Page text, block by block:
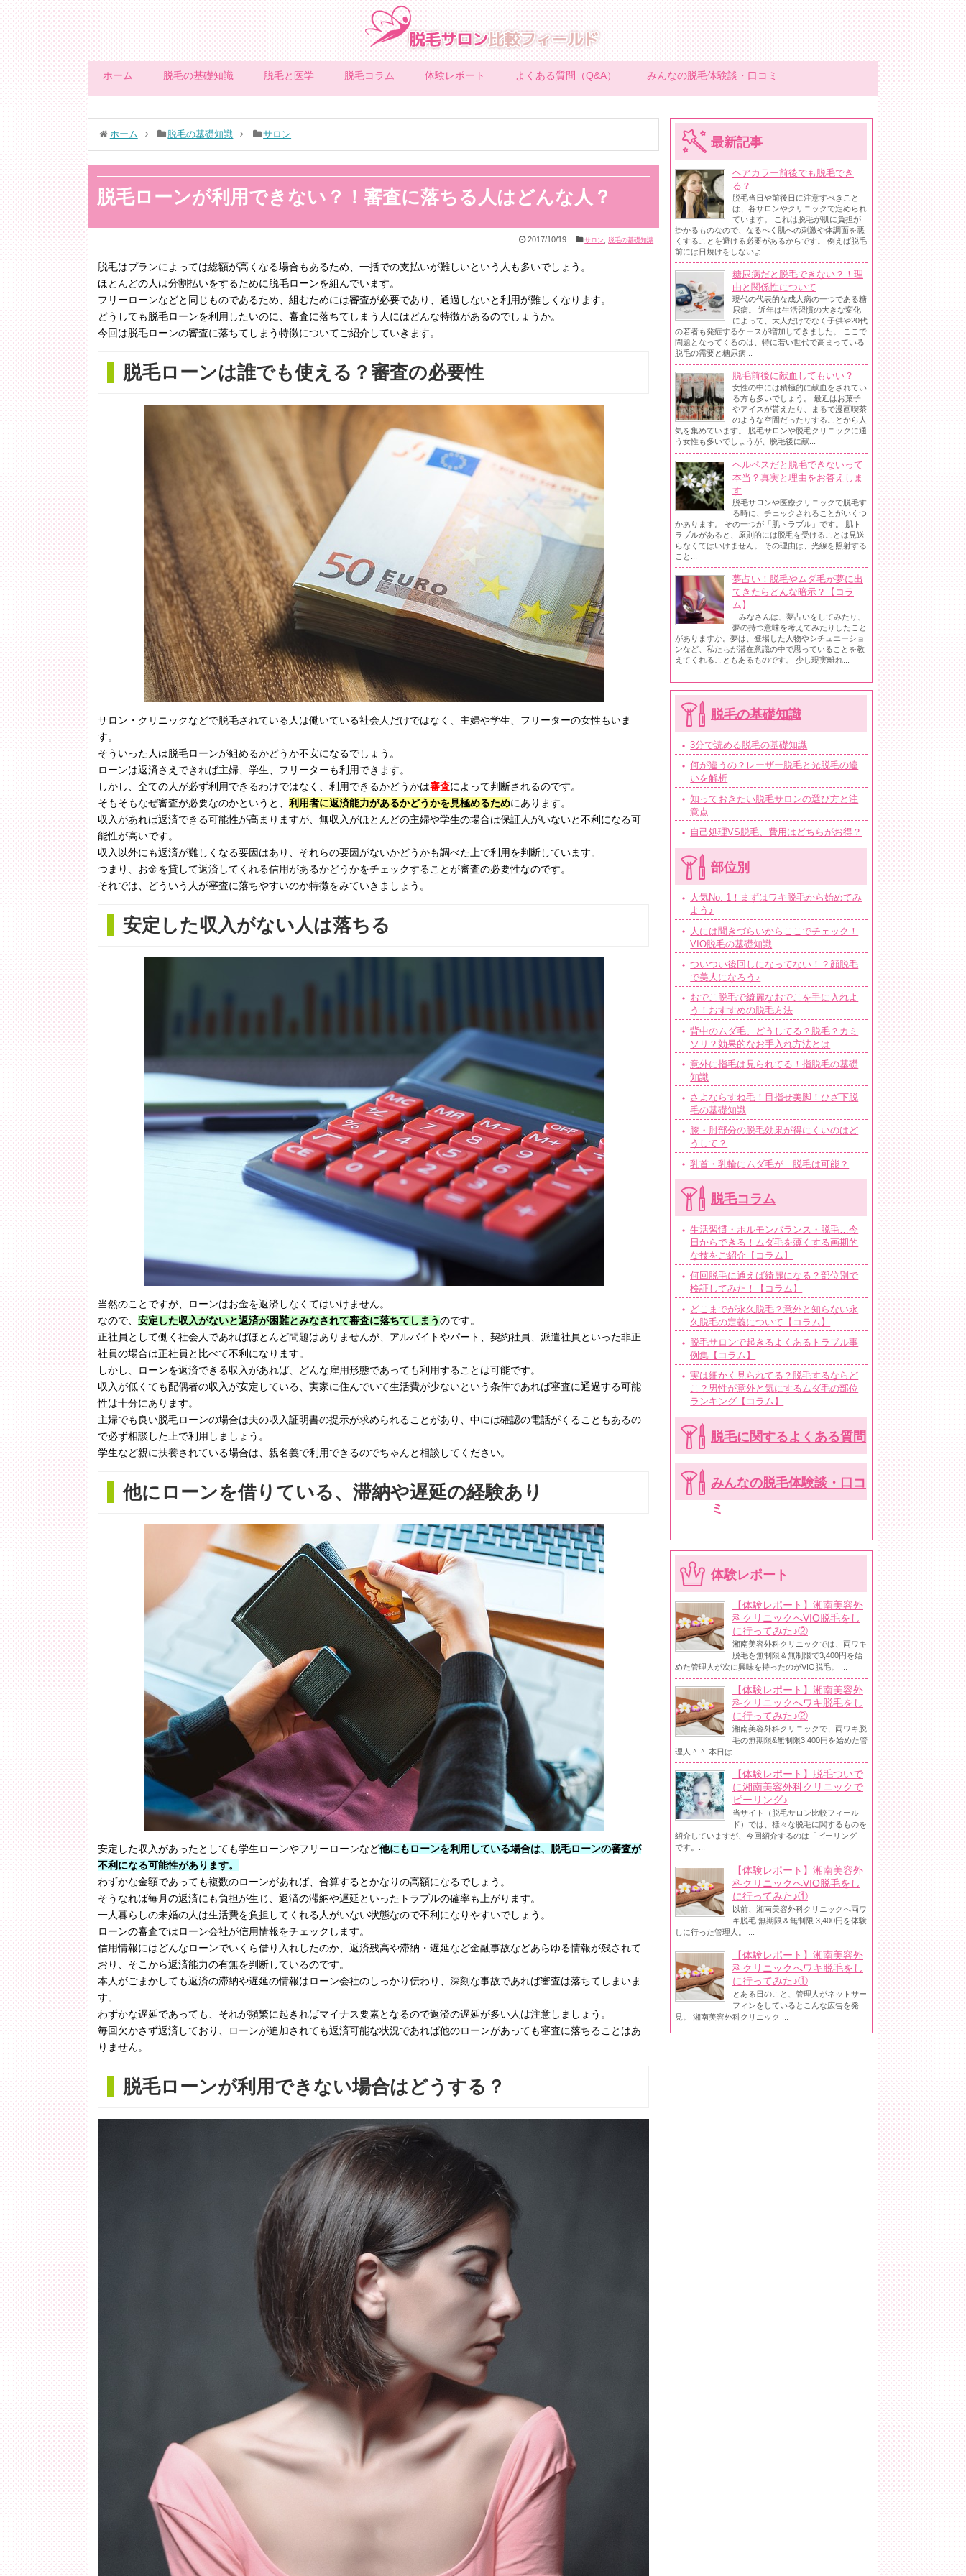
ホーム 脱毛の基礎知識 脱毛と医学 脱毛コラム 体験レポート よくある質問（Q&A） みんなの脱毛体験談・口コミ
ホーム 脱毛の基礎知識 サロン
脱毛ローンが利用できない？！審査に落ちる人はどんな人？
2017/10/19 サロン 脱毛の基礎知識
脱毛はプランによっては総額が高くなる場合もあるため、一括での支払いが難しいという人も多いでしょう。
ほとんどの人は分割払いをするために脱毛ローンを組んでいます。
フリーローンなどと同じものであるため、組むためには審査が必要であり、通過しないと利用が難しくなります。
どうしても脱毛ローンを利用したいのに、審査に落ちてしまう人にはどんな特徴があるのでしょうか。
今回は脱毛ローンの審査に落ちてしまう特徴についてご紹介していきます。
脱毛ローンは誰でも使える？審査の必要性
サロン・クリニックなどで脱毛されている人は働いている社会人だけではなく、主婦や学生、フリーターの女性もいま
す。
そういった人は脱毛ローンが組めるかどうか不安になるでしょう。
ローンは返済さえできれば主婦、学生、フリーターも利用できます。
しかし、全ての人が必ず利用できるわけではなく、利用できるかどうかは審査によって判断されるのです。
そもそもなぜ審査が必要なのかというと、 利用者に返済能力があるかどうかを見極めるためにあります。
収入があれば返済できる可能性が高まりますが、無収入がほとんどの主婦や学生の場合は保証人がいないと不利になる可
能性が高いです。
収入以外にも返済が難しくなる要因はあり、それらの要因がないかどうかも調べた上で利用を判断しています。
つまり、お金を貸して返済してくれる信用があるかどうかをチェックすることが審査の必要性なのです。
それでは、どういう人が審査に落ちやすいのか特徴をみていきましょう。
安定した収入がない人は落ちる
当然のことですが、ローンはお金を返済しなくてはいけません。
なので、 安定した収入がないと返済が困難とみなされて審査に落ちてしまうのです。
正社員として働く社会人であればほとんど問題はありませんが、アルバイトやパート、契約社員、派遣社員といった非正
社員の場合は正社員と比べて不利になります。
しかし、ローンを返済できる収入があれば、どんな雇用形態であっても利用することは可能です。
収入が低くても配偶者の収入が安定している、実家に住んでいて生活費が少ないという条件であれば審査に通過する可能
性は十分にあります。
主婦でも良い脱毛ローンの場合は夫の収入証明書の提示が求められることがあり、中には確認の電話がくることもあるの
で必ず相談した上で利用しましょう。
学生など親に扶養されている場合は、親名義で利用できるのでちゃんと相談してください。
他にローンを借りている、滞納や遅延の経験あり
安定した収入があったとしても学生ローンやフリーローンなど他にもローンを利用している場合は、脱毛ローンの審査が
不利になる可能性があります。
わずかな金額であっても複数のローンがあれば、合算するとかなりの高額になるでしょう。
そうなれば毎月の返済にも負担が生じ、返済の滞納や遅延といったトラブルの確率も上がります。
一人暮らしの未婚の人は生活費を負担してくれる人がいない状態なので不利になりやすいでしょう。
ローンの審査ではローン会社が信用情報をチェックします。
信用情報にはどんなローンでいくら借り入れしたのか、返済残高や滞納・遅延など金融事故などあらゆる情報が残されて
おり、そこから返済能力の有無を判断しているのです。
本人がごまかしても返済の滞納や遅延の情報はローン会社のしっかり伝わり、深刻な事故であれば審査は落ちてしまいま
す。
わずかな遅延であっても、それが頻繁に起きればマイナス要素となるので返済の遅延が多い人は注意しましょう。
毎回欠かさず返済しており、ローンが追加されても返済可能な状況であれば他のローンがあっても審査に落ちることはあ
りません。
脱毛ローンが利用できない場合はどうする？
最新記事
ヘアカラー前後でも脱毛でき
る？
脱毛当日や前後日に注意すべきこと
は、各サロンやクリニックで定められ
ています。 これは脱毛が肌に負担が
掛かるものなので、なるべく肌への刺激や体調面を悪
くすることを避ける必要があるからです。 例えば脱毛
前には日焼けをしないよ...
糖尿病だと脱毛できない？！理
由と関係性について
現代の代表的な成人病の一つである糖
尿病。 近年は生活習慣の大きな変化
によって、大人だけでなく子供や20代
の若者も発症するケースが増加してきました。 ここで
問題となってくるのは、特に若い世代で高まっている
脱毛の需要と糖尿病...
脱毛前後に献血してもいい？
女性の中には積極的に献血をされてい
る方も多いでしょう。 最近はお菓子
やアイスが貰えたり、まるで漫画喫茶
のような空間だったりすることから人
気を集めています。 脱毛サロンや脱毛クリニックに通
う女性も多いでしょうが、脱毛後に献...
ヘルペスだと脱毛できないって
本当？真実と理由をお答えしま
す
脱毛サロンや医療クリニックで脱毛す
る時に、チェックされることがいくつ
かあります。 その一つが「肌トラブル」です。 肌ト
ラブルがあると、原則的には脱毛を受けることは見送
らなくてはいけません。 その理由は、光線を照射する
こと...
夢占い！脱毛やムダ毛が夢に出
てきたらどんな暗示？【コラ
ム】
みなさんは、夢占いをしてみたり、
夢の持つ意味を考えてみたりしたこと
がありますか。夢は、登場した人物やシチュエーショ
ンなど、私たちが潜在意識の中で思っていることを教
えてくれることもあるものです。 少し現実離れ...
脱毛の基礎知識
3分で読める脱毛の基礎知識
何が違うの？レーザー脱毛と光脱毛の違
いを解析
知っておきたい脱毛サロンの選び方と注
意点
自己処理VS脱毛、費用はどちらがお得？
部位別
人気No. 1！まずはワキ脱毛から始めてみ
よう♪
人には聞きづらいからここでチェック！
VIO脱毛の基礎知識
ついつい後回しになってない！？顔脱毛
で美人になろう♪
おでこ脱毛で綺麗なおでこを手に入れよ
う！おすすめの脱毛方法
背中のムダ毛、どうしてる？脱毛？カミ
ソリ？効果的なお手入れ方法とは
意外に指毛は見られてる！指脱毛の基礎
知識
さよならすね毛！目指せ美脚！ひざ下脱
毛の基礎知識
膝・肘部分の脱毛効果が得にくいのはど
うして？
乳首・乳輪にムダ毛が…脱毛は可能？
脱毛コラム
生活習慣・ホルモンバランス・脱毛…今
日からできる！ムダ毛を薄くする画期的
な技をご紹介【コラム】
何回脱毛に通えば綺麗になる？部位別で
検証してみた！【コラム】
どこまでが永久脱毛？意外と知らない永
久脱毛の定義について【コラム】
脱毛サロンで起きるよくあるトラブル事
例集【コラム】
実は細かく見られてる？脱毛するならど
こ？男性が意外と気にするムダ毛の部位
ランキング【コラム】
脱毛に関するよくある質問
みんなの脱毛体験談・口コ
ミ
体験レポート
【体験レポート】湘南美容外
科クリニックへVIO脱毛をし
に行ってみた♪②
湘南美容外科クリニックでは、両ワキ
脱毛を無制限＆無制限で3,400円を始
めた管理人が次に興味を持ったのがVIO脱毛。 ...
【体験レポート】湘南美容外
科クリニックへワキ脱毛をし
に行ってみた♪②
湘南美容外科クリニックで、両ワキ脱
毛の無期限&無制限3,400円を始めた管
理人＾＾ 本日は...
【体験レポート】脱毛ついで
に湘南美容外科クリニックで
ピーリング♪
当サイト（脱毛サロン比較フィール
ド）では、様々な脱毛に関するものを
紹介していますが、今回紹介するのは「ピーリング」
です。...
【体験レポート】湘南美容外
科クリニックへVIO脱毛をし
に行ってみた♪①
以前、湘南美容外科クリニックへ両ワ
キ脱毛 無期限＆無制限 3,400円を体験
しに行った管理人。 ...
【体験レポート】湘南美容外
科クリニックへワキ脱毛をし
に行ってみた♪①
とある日のこと、管理人がネットサー
フィンをしているとこんな広告を発
見。 湘南美容外科クリニック ...